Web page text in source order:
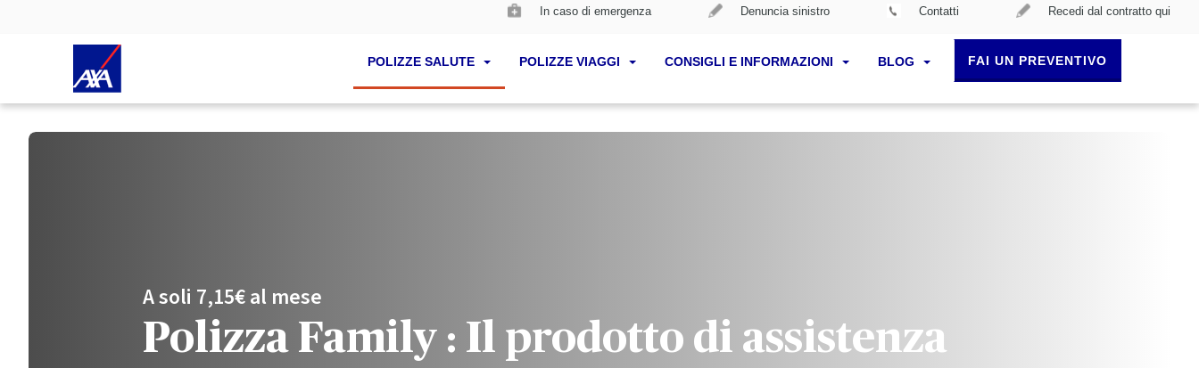
In caso di emergenza Denuncia sinistro Contatti Recedi dal contratto qui
POLIZZE SALUTE POLIZZE VIAGGI CONSIGLI E INFORMAZIONI BLOG FAI UN PREVENTIVO
A soli 7,15€ al mese
Polizza Family : Il prodotto di assistenza